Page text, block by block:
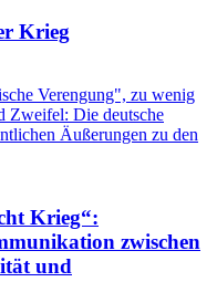
Krieg
Verengung", zu wenig
Zweifel: Die deutsche
Äußerungen zu den
Krieg“:
zwischen
und